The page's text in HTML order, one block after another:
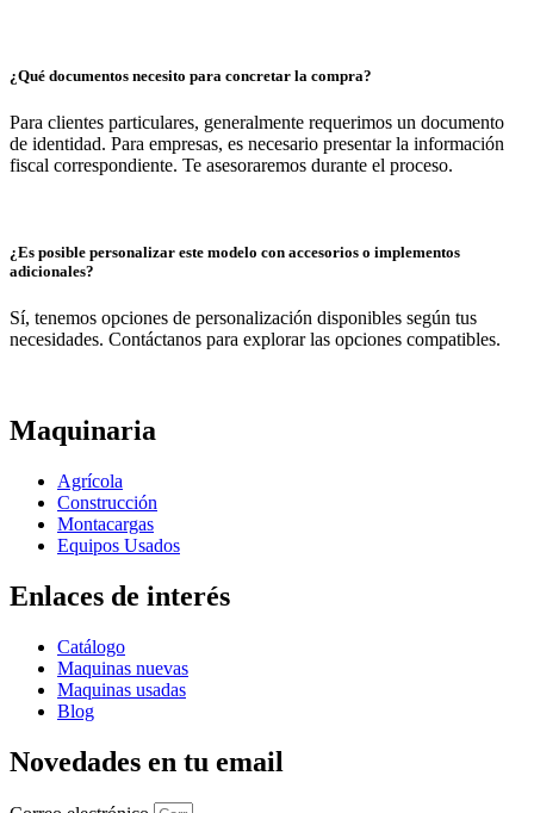
¿Qué documentos necesito para concretar la compra?
Para clientes particulares, generalmente requerimos un documento
de identidad. Para empresas, es necesario presentar la información
fiscal correspondiente. Te asesoraremos durante el proceso.
¿Es posible personalizar este modelo con accesorios o implementos
adicionales?
Sí, tenemos opciones de personalización disponibles según tus
necesidades. Contáctanos para explorar las opciones compatibles.
Maquinaria
Agrícola
Construcción
Montacargas
Equipos Usados
Enlaces de interés
Catálogo
Maquinas nuevas
Maquinas usadas
Blog
Novedades en tu email